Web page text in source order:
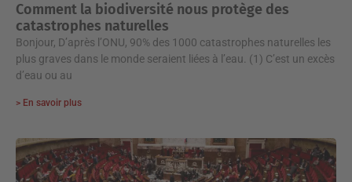
Comment la biodiversité nous protège des
catastrophes naturelles
Bonjour, D’après l’ONU, 90% des 1000 catastrophes naturelles les
plus graves dans le monde seraient liées à l’eau. (1) C’est un excès
d’eau ou au
> En savoir plus